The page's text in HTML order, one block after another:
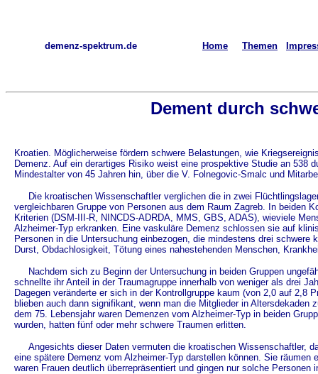
demenz-spektrum.de Home Themen
Dement durch
Kroatien. Möglicherweise fördern schwere Belastungen, wie
Demenz. Auf ein derartiges Risiko weist eine prospektive Studie an 538
Mindestalter von 45 Jahren hin, über die V. Folnegovic-Smalc und
Die kroatischen Wissenschaftler verglichen die in zwei
vergleichbaren Gruppe von Personen aus dem Raum Zagreb. In beiden
Kriterien (DSM-III-R, NINCDS-ADRDA, MMS, GBS, ADAS), wieviele
Alzheimer-Typ erkranken. Eine vaskuläre Demenz schlossen sie auf
Personen in die Untersuchung einbezogen, die mindestens drei schwere
Durst, Obdachlosigkeit, Tötung eines nahestehenden Menschen,
Nachdem sich zu Beginn der Untersuchung in beiden Gruppen
schnellte ihr Anteil in der Traumagruppe innerhalb von weniger als drei
Dagegen veränderte er sich in der Kontrollgruppe kaum (von 2,0 auf 2,8
blieben auch dann signifikant, wenn man die Mitglieder in Altersdekaden
dem 75. Lebensjahr waren Demenzen vom Alzheimer-Typ in beiden
wurden, hatten fünf oder mehr schwere Traumen erlitten.
Angesichts dieser Daten vermuten die kroatischen Wissenschaftler,
eine spätere Demenz vom Alzheimer-Typ darstellen können. Sie
waren Frauen deutlich überrepräsentiert und gingen nur solche